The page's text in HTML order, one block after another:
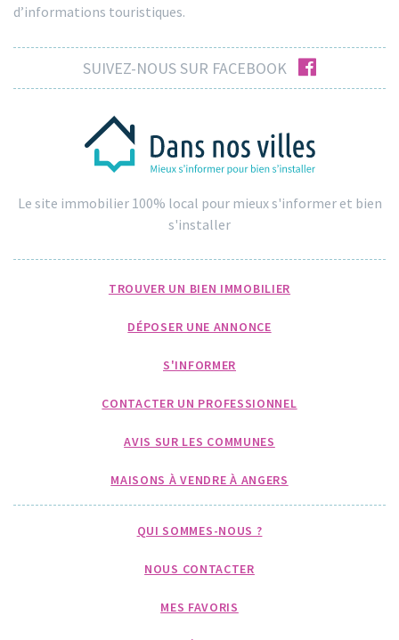
d’informations touristiques.
SUIVEZ-NOUS SUR FACEBOOK facebook
Le site immobilier 100% local pour mieux s'informer et bien
s'installer
TROUVER UN BIEN IMMOBILIER
DÉPOSER UNE ANNONCE
S'INFORMER
CONTACTER UN PROFESSIONNEL
AVIS SUR LES COMMUNES
MAISONS À VENDRE À ANGERS
QUI SOMMES-NOUS ?
NOUS CONTACTER
MES FAVORIS